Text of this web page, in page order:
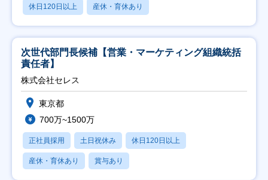
休日120日以上 産休・育休あり
次世代部門長候補【営業・マーケティング組織統括
責任者】
株式会社セレス
東京都
700万~1500万
正社員採用 土日祝休み 休日120日以上
産休・育休あり 賞与あり